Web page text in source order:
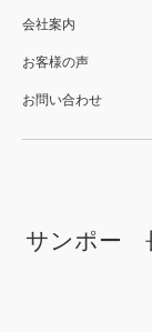
会社案内
お客様の声
お問い合わせ
サンポー